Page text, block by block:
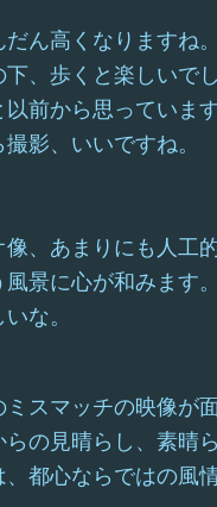
ん高くなりますね。
、歩くと楽しいでし
前から思っています
影、いいですね。
、あまりにも人工的
景に心が和みます。
な。
スマッチの映像が
の見晴らし、素晴
都心ならではの風